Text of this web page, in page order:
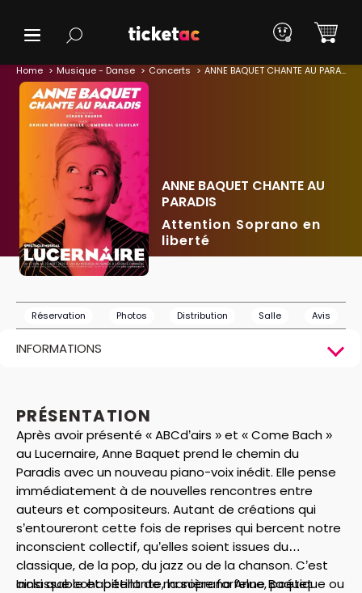
Home Musique - Danse Concerts ANNE BAQUET CHANTE AU PARADIS
ANNE BAQUET CHANTE AU
PARADIS
Attention Soprano en
liberté
Réservation Photos Distribution Salle Avis
INFORMATIONS
PRÉSENTATION
Après avoir présenté « ABCd’airs » et « Come Bach »
au Lucernaire, Anne Baquet prend le chemin du
Paradis avec un nouveau piano-voix inédit. Elle pense
immédiatement à de nouvelles rencontres entre
auteurs et compositeurs. Autant de créations qui
s’entoureront cette fois de reprises qui bercent notre
inconscient collectif, qu’elles soient issues du
classique, de la pop, du jazz ou de la chanson. C’est
ainsi que cohabitent de manière farfelue, poétique ou
Inclassable et pétillante, la soprano Anne Baquet